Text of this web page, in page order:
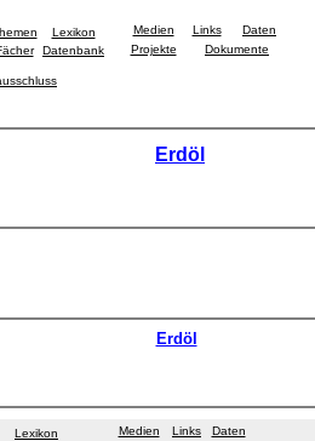
Lexikon
Datenbank
Medien Links
Daten
Projekte
Dokumente
Erdöl
Erdöl
Lexikon
Medien Links
Daten